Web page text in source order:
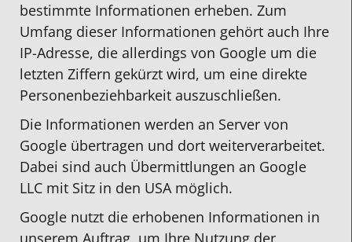
bestimmte Informationen erheben. Zum
Umfang dieser Informationen gehört auch Ihre
IP-Adresse, die allerdings von Google um die
letzten Ziffern gekürzt wird, um eine direkte
Personenbeziehbarkeit auszuschließen.
Die Informationen werden an Server von
Google übertragen und dort weiterverarbeitet.
Dabei sind auch Übermittlungen an Google
LLC mit Sitz in den USA möglich.
Google nutzt die erhobenen Informationen in
unserem Auftrag, um Ihre Nutzung der